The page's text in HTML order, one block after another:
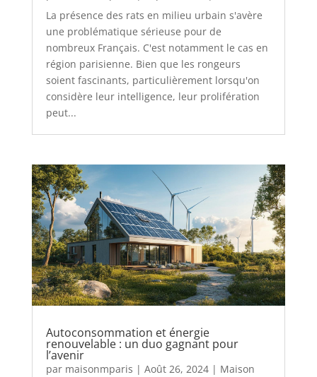
La présence des rats en milieu urbain s'avère
une problématique sérieuse pour de
nombreux Français. C'est notamment le cas en
région parisienne. Bien que les rongeurs
soient fascinants, particulièrement lorsqu'on
considère leur intelligence, leur prolifération
peut...
Autoconsommation et énergie
renouvelable : un duo gagnant pour
l’avenir
par maisonmparis | Août 26, 2024| Maison